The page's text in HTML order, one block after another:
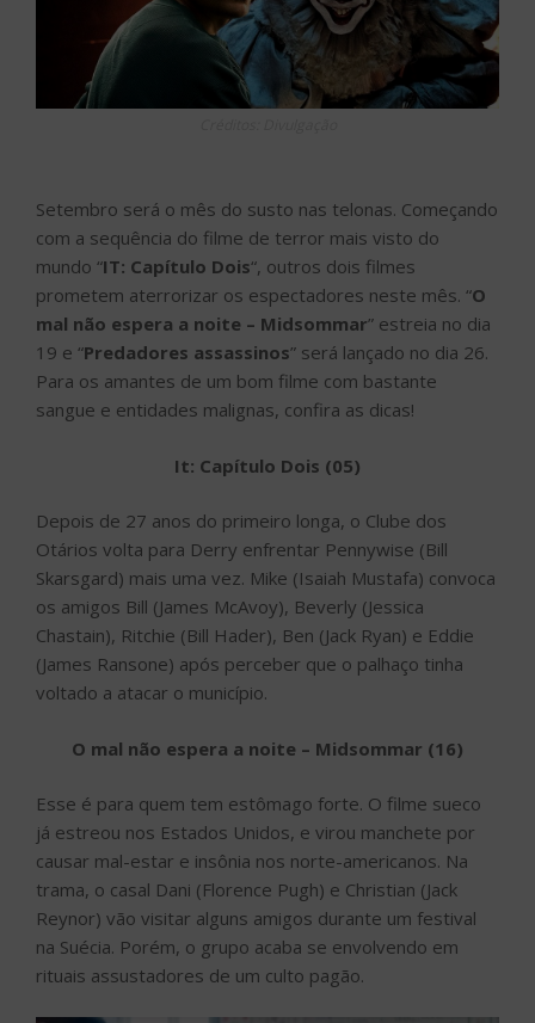
Setembro será o mês do susto nas telonas. Começando
com a sequência do filme de terror mais visto do
mundo “IT: Capítulo Dois“, outros dois filmes
prometem aterrorizar os espectadores neste mês. “O
mal não espera a noite – Midsommar” estreia no dia
19 e “Predadores assassinos” será lançado no dia 26.
Para os amantes de um bom filme com bastante
sangue e entidades malignas, confira as dicas!
It: Capítulo Dois (05)
Depois de 27 anos do primeiro longa, o Clube dos
Otários volta para Derry enfrentar Pennywise (Bill
Skarsgard) mais uma vez. Mike (Isaiah Mustafa) convoca
os amigos Bill (James McAvoy), Beverly (Jessica
Chastain), Ritchie (Bill Hader), Ben (Jack Ryan) e Eddie
(James Ransone) após perceber que o palhaço tinha
voltado a atacar o município.
O mal não espera a noite – Midsommar (16)
Esse é para quem tem estômago forte. O filme sueco
já estreou nos Estados Unidos, e virou manchete por
causar mal-estar e insônia nos norte-americanos. Na
trama, o casal Dani (Florence Pugh) e Christian (Jack
Reynor) vão visitar alguns amigos durante um festival
na Suécia. Porém, o grupo acaba se envolvendo em
rituais assustadores de um culto pagão.